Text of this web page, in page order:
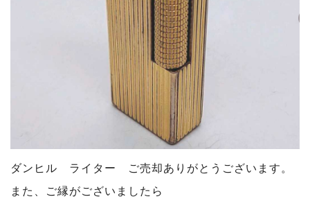
ダンヒル ライター ご売却ありがとうございます。
また、ご縁がございましたら